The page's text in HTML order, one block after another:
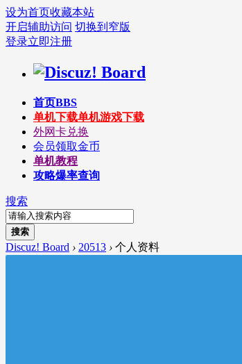
设为首页收藏本站
开启辅助访问 切换到窄版
登录立即注册
首页BBS
单机下载单机游戏下载
外网卡兑换
会员领取金币
单机教程
攻略爆率查询
搜索
搜索
Discuz! Board › 20513 › 个人资料